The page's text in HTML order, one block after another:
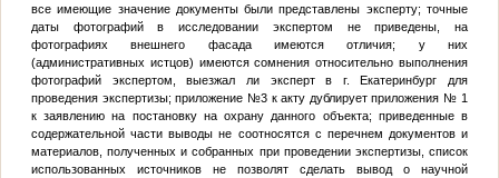
все имеющие значение документы были представлены эксперту; точные
даты фотографий в исследовании экспертом не приведены, на
фотографиях внешнего фасада имеются отличия; у них
(административных истцов) имеются сомнения относительно выполнения
фотографий экспертом, выезжал ли эксперт в г. Екатеринбург для
проведения экспертизы; приложение №3 к акту дублирует приложения № 1
к заявлению на постановку на охрану данного объекта; приведенные в
содержательной части выводы не соотносятся с перечнем документов и
материалов, полученных и собранных при проведении экспертизы, список
использованных источников не позволят сделать вывод о научной